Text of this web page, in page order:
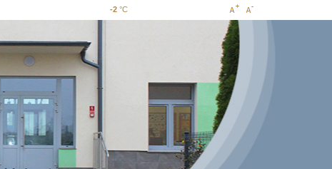
-2 °C Increase
font size
Decrease